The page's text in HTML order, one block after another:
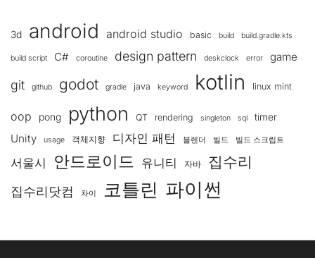
3d android android studio basic build build.gradle.kts
build script C# coroutine design pattern deskclock error game
git github godot gradle java keyword kotlin linux mint
oop pong python QT rendering singleton sql timer
Unity usage 객체지향 디자인 패턴 블렌더 빌드 빌드 스크립트
서울시 안드로이드 유니티 자바 집수리
집수리닷컴 차이 코틀린 파이썬